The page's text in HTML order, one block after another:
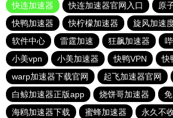
快连加速器
快连加速器官网入口
原
快鸭加速器
快柠檬加速器 旋风加速
软件中心
雷霆加速 狂飙加速器
小美vpn
小美加速器 快鸭VPN
快
warp加速器下载官网
起飞加速器官网
白鲸加速器正版app
烧饼哥加速器
海鸥加速器下载
蜜蜂加速器
永久不